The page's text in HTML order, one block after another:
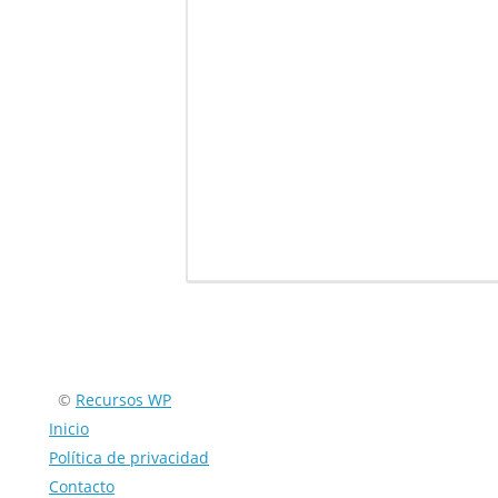
Encuéntranos en:
© Recursos WP
Inicio
Política de privacidad
Contacto